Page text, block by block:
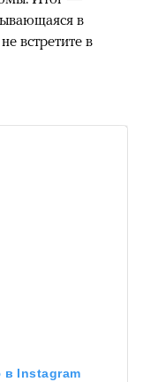
в
встретите в
в Instagram